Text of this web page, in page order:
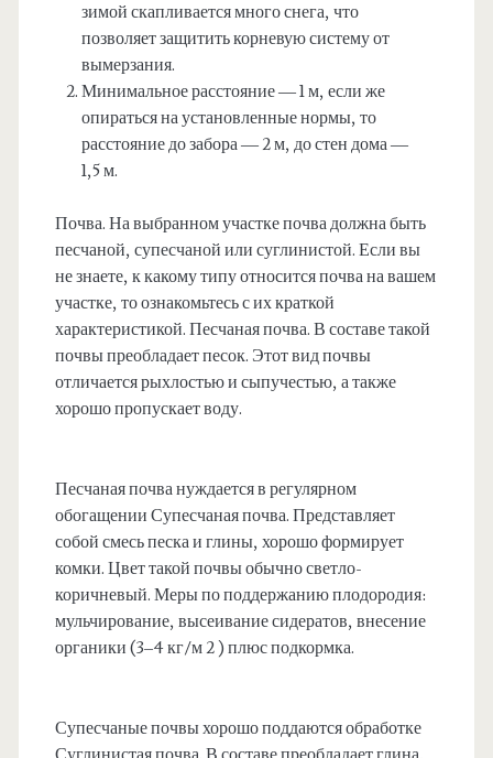
зимой скапливается много снега, что
позволяет защитить корневую систему от
вымерзания.
Минимальное расстояние — 1 м, если же
опираться на установленные нормы, то
расстояние до забора — 2 м, до стен дома —
1,5 м.
Почва. На выбранном участке почва должна быть
песчаной, супесчаной или суглинистой. Если вы
не знаете, к какому типу относится почва на вашем
участке, то ознакомьтесь с их краткой
характеристикой. Песчаная почва. В составе такой
почвы преобладает песок. Этот вид почвы
отличается рыхлостью и сыпучестью, а также
хорошо пропускает воду.
Песчаная почва нуждается в регулярном
обогащении Супесчаная почва. Представляет
собой смесь песка и глины, хорошо формирует
комки. Цвет такой почвы обычно светло-
коричневый. Меры по поддержанию плодородия:
мульчирование, высеивание сидератов, внесение
органики (3–4 кг/м 2 ) плюс подкормка.
Супесчаные почвы хорошо поддаются обработке